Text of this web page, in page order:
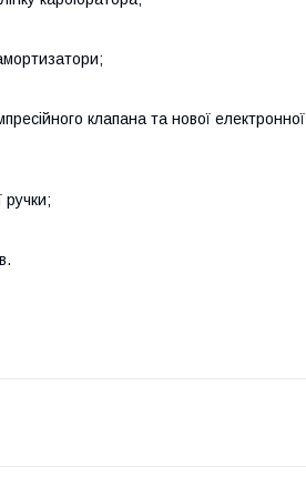
клапана та нової електронної
ручки;